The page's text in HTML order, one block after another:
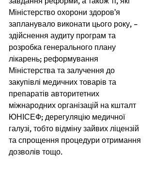
Міністерство охорони здоров'я
запланувало виконати цього року, –
здійснення аудиту програм та
розробка генерального плану
лікарень; реформування
Міністерства та залучення до
закупівлі медичних товарів та
препаратів авторитетних
міжнародних організацій на кшталт
ЮНІСЕФ; дерегуляцію медичної
галузі, тобто відміну зайвих ліцензій
та спрощення процедури отримання
дозволів тощо.